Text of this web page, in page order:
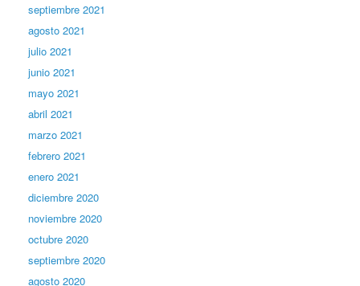
septiembre 2021
agosto 2021
julio 2021
junio 2021
mayo 2021
abril 2021
marzo 2021
febrero 2021
enero 2021
diciembre 2020
noviembre 2020
octubre 2020
septiembre 2020
agosto 2020